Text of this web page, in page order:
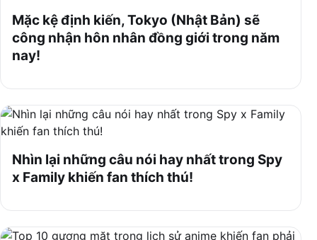
Mặc kệ định kiến, Tokyo (Nhật Bản) sẽ
công nhận hôn nhân đồng giới trong năm
nay!
Nhìn lại những câu nói hay nhất trong Spy
x Family khiến fan thích thú!